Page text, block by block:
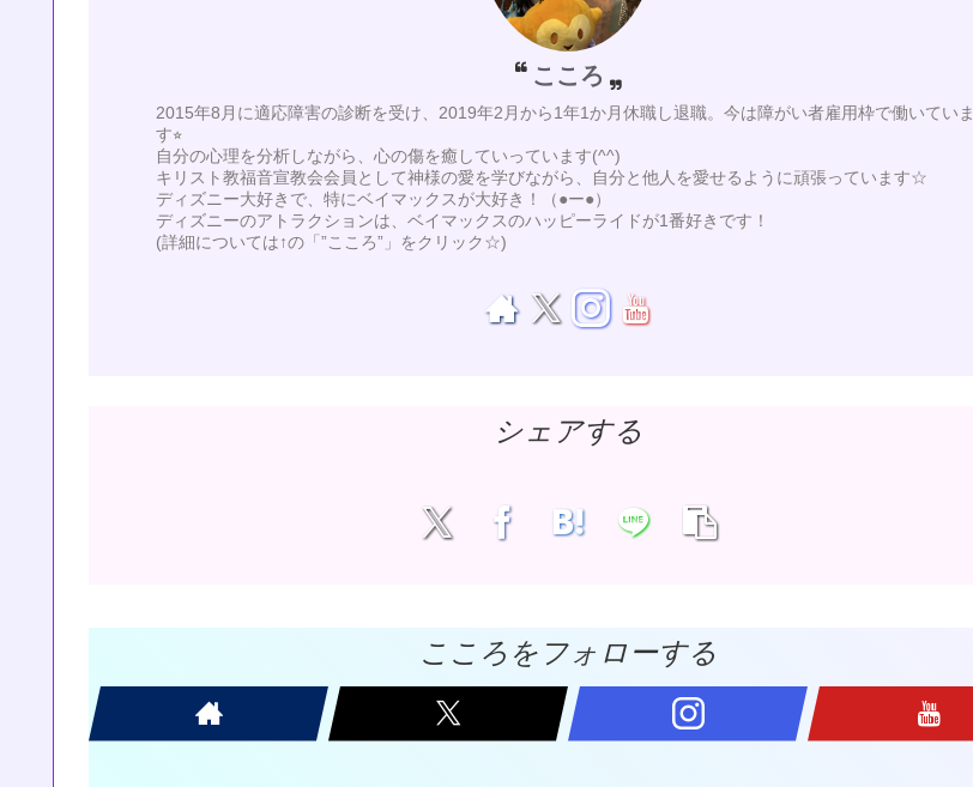
こころ
2015年8月に適応障害の診断を受け、2019年2月から1年1か月休職し退職。今は障がい者雇用枠で働いていま
す⭐︎
自分の心理を分析しながら、心の傷を癒していっています(^^)
キリスト教福音宣教会会員として神様の愛を学びながら、自分と他人を愛せるように頑張っています☆
ディズニー大好きで、特にベイマックスが大好き！（●ー●）
ディズニーのアトラクションは、ベイマックスのハッピーライドが1番好きです！
(詳細については↑の「”こころ”」をクリック☆)
シェアする
こころをフォローする